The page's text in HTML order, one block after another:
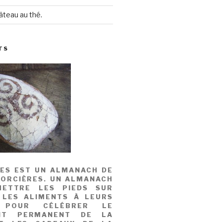
au thé.
EST UN ALMANACH DE
UN ALMANACH
LES PIEDS SUR
ALIMENTS À LEURS
POUR CÉLÉBRER LE
PERMANENT DE LA